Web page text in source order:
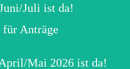
Juli ist da!
Anträge
Mai 2026 ist da!